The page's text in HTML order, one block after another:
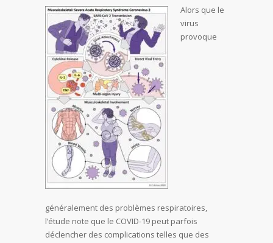
Alors que le
virus
provoque
généralement des problèmes respiratoires,
l’étude note que le COVID-19 peut parfois
déclencher des complications telles que des